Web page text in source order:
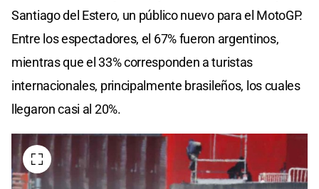
Santiago del Estero, un público nuevo para el MotoGP.
Entre los espectadores, el 67% fueron argentinos,
mientras que el 33% corresponden a turistas
internacionales, principalmente brasileños, los cuales
llegaron casi al 20%.